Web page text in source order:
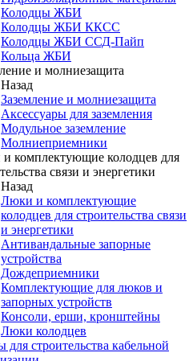
Колодцы ЖБИ
Колодцы ЖБИ ККСС
Колодцы ЖБИ ССД-Пайп
Кольца ЖБИ
и молниезащита
Назад
Заземление и молниезащита
Аксессуары для заземления
Модульное заземление
Молниеприемники
комплектующие колодцев для
связи и энергетики
Назад
Люки и комплектующие
колодцев для строительства связи
и энергетики
Антивандальные запорные
устройства
Дождеприемники
Комплектующие для люков и
запорных устройств
Консоли, ерши, кронштейны
Люки колодцев
для строительства кабельной